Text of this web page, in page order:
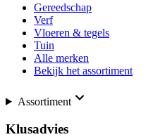
Gereedschap
Verf
Vloeren & tegels
Tuin
Alle merken
Bekijk het assortiment
Assortiment
Klusadvies